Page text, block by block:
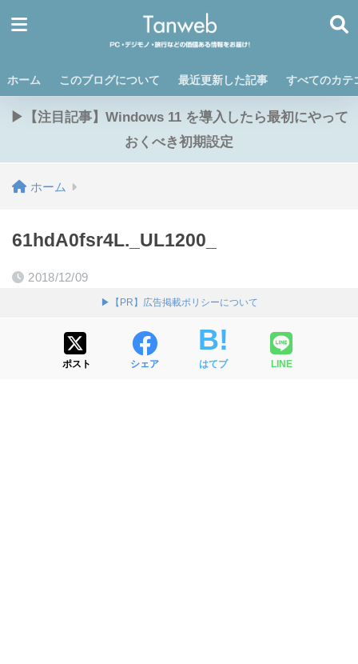
ホーム このブログについて 最近更新した記事 すべてのカテ
▶【注目記事】Windows 11 を導入したら最初にやって
おくべき初期設定
ホーム
61hdA0fsr4L._UL1200_
2018/12/09
▶【PR】広告掲載ポリシーについて
ポスト シェア はてブ LINE